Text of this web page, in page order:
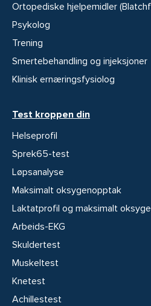
Ortopediske hjelpemidler
Psykolog
Trening
Smertebehandling og injeksjoner
Klinisk ernæringsfysiolog
Test kroppen din
Helseprofil
Sprek65-test
Løpsanalyse
Maksimalt oksygenopptak
Laktatprofil og maksimalt
Arbeids-EKG
Skuldertest
Muskeltest
Knetest
Achillestest